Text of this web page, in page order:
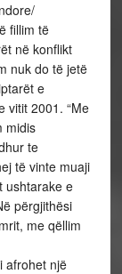
fillim të
në konflikt
nuk do të jetë
e
vitit 2001. “Me
midis
te
të vinte muaji
ushtarake e
përgjithësi
me qëllim
afrohet një